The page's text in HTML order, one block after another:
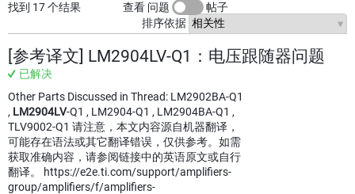
找到 17 个结果 查看 问题
帖子
排序依据
[参考译文] LM2904LV-Q1：电压跟随器问题
已解决
Other Parts Discussed in Thread: LM2902BA-Q1
, LM2904LV-Q1 , LM2904-Q1 , LM2904BA-Q1 ,
TLV9002-Q1 请注意，本文内容源自机器翻译，
可能存在语法或其它翻译错误，仅供参考。如需
获取准确内容，请参阅链接中的英语原文或自行
翻译。 https://e2e.ti.com/support/amplifiers-
group/amplifiers/f/amplifiers-